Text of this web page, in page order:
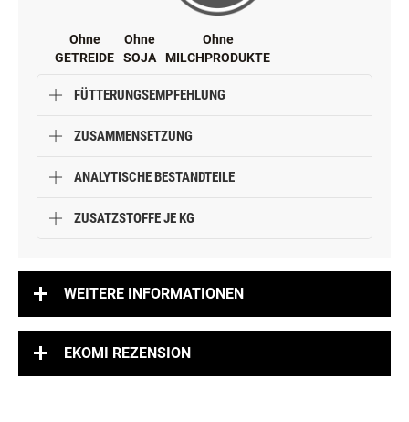
Ohne
GETREIDE
Ohne
SOJA
Ohne
MILCHPRODUKTE
FÜTTERUNGSEMPFEHLUNG
ZUSAMMENSETZUNG
ANALYTISCHE BESTANDTEILE
ZUSATZSTOFFE JE KG
WEITERE INFORMATIONEN
EKOMI REZENSION